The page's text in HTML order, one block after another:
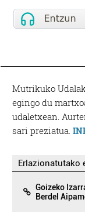
Mutrikuko
egingo du
udaletxean.
sari preziatua.
Erlazionatutako
Goizeko
Berdel